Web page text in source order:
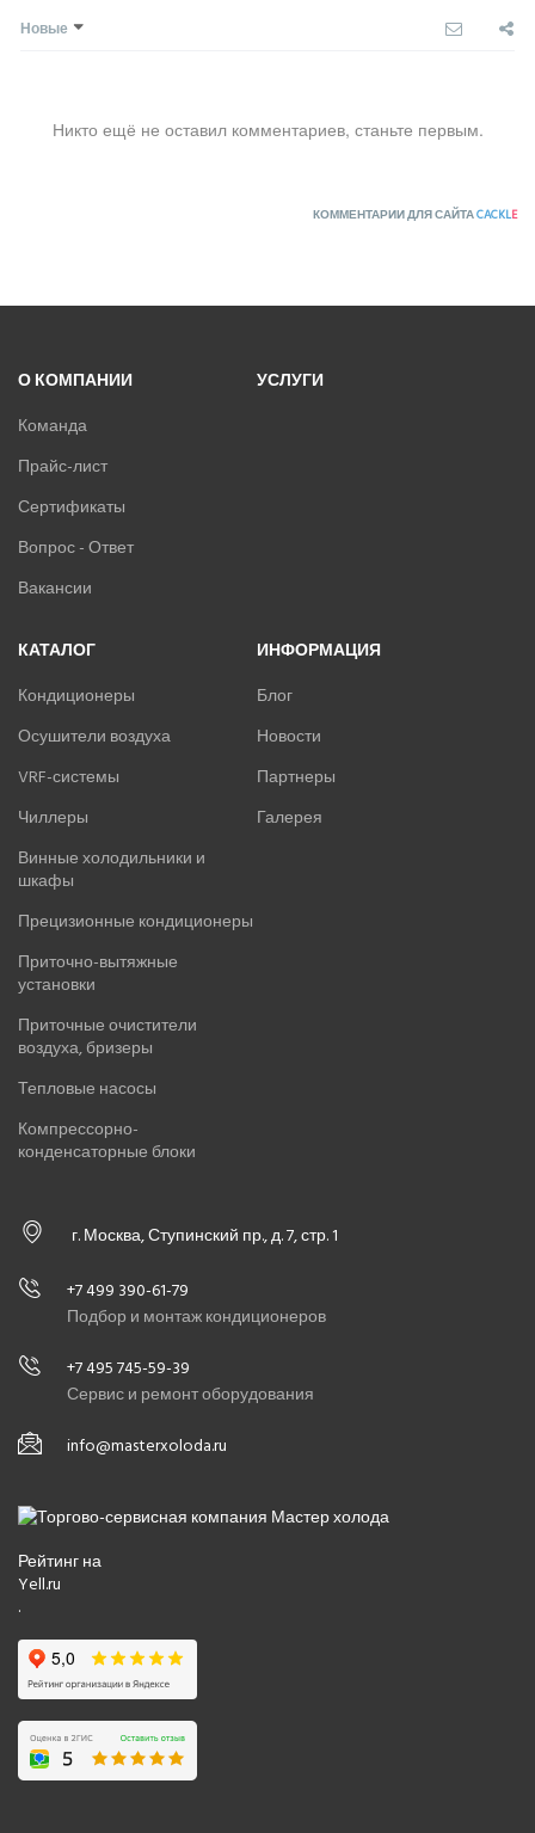
Новые
Никто ещё не оставил комментариев, станьте первым.
КОММЕНТАРИИ ДЛЯ САЙТАCACKLE
О КОМПАНИИ
Команда
Прайс-лист
Сертификаты
Вопрос - Ответ
Вакансии
УСЛУГИ
КАТАЛОГ
Кондиционеры
Осушители воздуха
VRF-системы
Чиллеры
Винные холодильники и
шкафы
Прецизионные кондиционеры
Приточно-вытяжные
установки
Приточные очистители
воздуха, бризеры
Тепловые насосы
Компрессорно-
конденсаторные блоки
ИНФОРМАЦИЯ
Блог
Новости
Партнеры
Галерея
г. Москва, Ступинский пр., д. 7, стр. 1
+7 499 390-61-79
Подбор и монтаж кондиционеров
+7 495 745-59-39
Сервис и ремонт оборудования
info@masterxoloda.ru
Рейтинг на
Yell.ru
.